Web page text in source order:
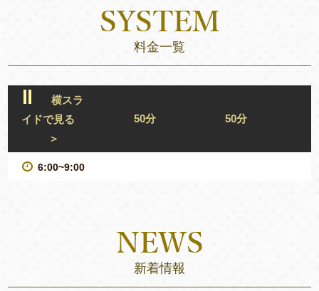
料金一覧
横スラ
イドで見る
＞
50分 50分
6:00~9:00
新着情報